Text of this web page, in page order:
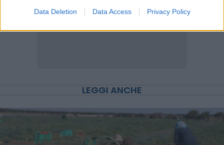
Data Deletion Data Access Privacy Policy
LEGGI ANCHE